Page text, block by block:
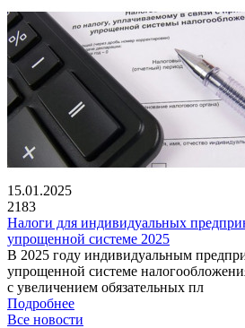
15.01.2025
2183
Налоги для индивидуальных
упрощенной системе 2025
В 2025 году индивидуальным
упрощенной системе
с увеличением обязательных пл
Подробнее
Все новости